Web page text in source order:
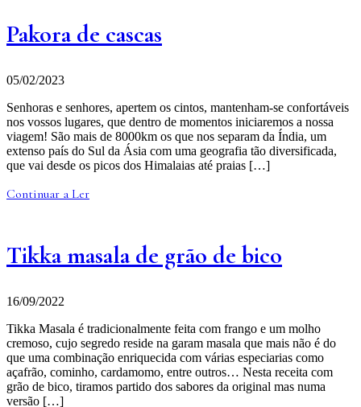
Pakora de cascas
05/02/2023
Senhoras e senhores, apertem os cintos, mantenham-se confortáveis
nos vossos lugares, que dentro de momentos iniciaremos a nossa
viagem! São mais de 8000km os que nos separam da Índia, um
extenso país do Sul da Ásia com uma geografia tão diversificada,
que vai desde os picos dos Himalaias até praias […]
Continuar a Ler
Tikka masala de grão de bico
16/09/2022
Tikka Masala é tradicionalmente feita com frango e um molho
cremoso, cujo segredo reside na garam masala que mais não é do
que uma combinação enriquecida com várias especiarias como
açafrão, cominho, cardamomo, entre outros… Nesta receita com
grão de bico, tiramos partido dos sabores da original mas numa
versão […]